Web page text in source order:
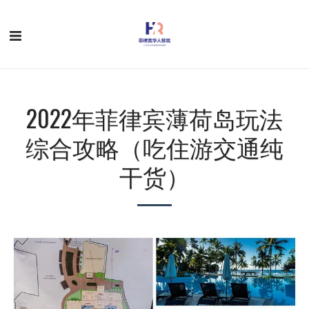
2022年菲律宾薄荷岛玩法
综合攻略（吃住游交通纯
干货）